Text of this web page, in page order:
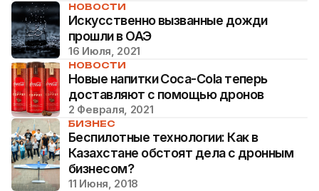
НОВОСТИ
Искусственно вызванные дожди
прошли в ОАЭ
16 Июля, 2021
НОВОСТИ
Новые напитки Coca-Cola теперь
доставляют с помощью дронов
2 Февраля, 2021
БИЗНЕС
Беспилотные технологии: Как в
Казахстане обстоят дела с дрoнным
бизнесом?
11 Июня, 2018